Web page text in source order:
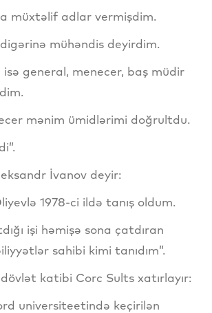
müxtəlif adlar vermişdim.
mühəndis deyirdim.
general, menecer, baş müdir
mənim ümidlərimi doğrultdu.
İvanov deyir:
1978-ci ildə tanış oldum.
işi həmişə sona çatdıran
sahibi kimi tanıdım”.
katibi Corc Sults xatırlayır:
universiteetində keçirilən